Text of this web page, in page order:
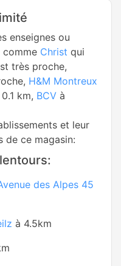
enseignes ou
comme Christ qui
très proche,
H&M Montreux
km, BCV à
et leur
de ce magasin:
des Alpes 45
à 4.5km